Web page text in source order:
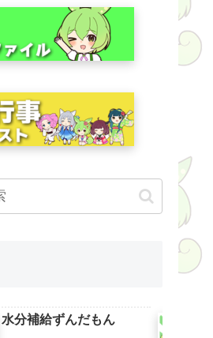
水分補給ずんだもん